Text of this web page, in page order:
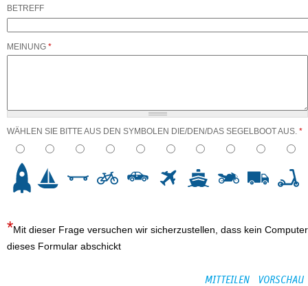
BETREFF
MEINUNG *
WÄHLEN SIE BITTE AUS DEN SYMBOLEN DIE/DEN/DAS SEGELBOOT AUS. *
Mit dieser Frage versuchen wir sicherzustellen, dass kein Computer
dieses Formular abschickt